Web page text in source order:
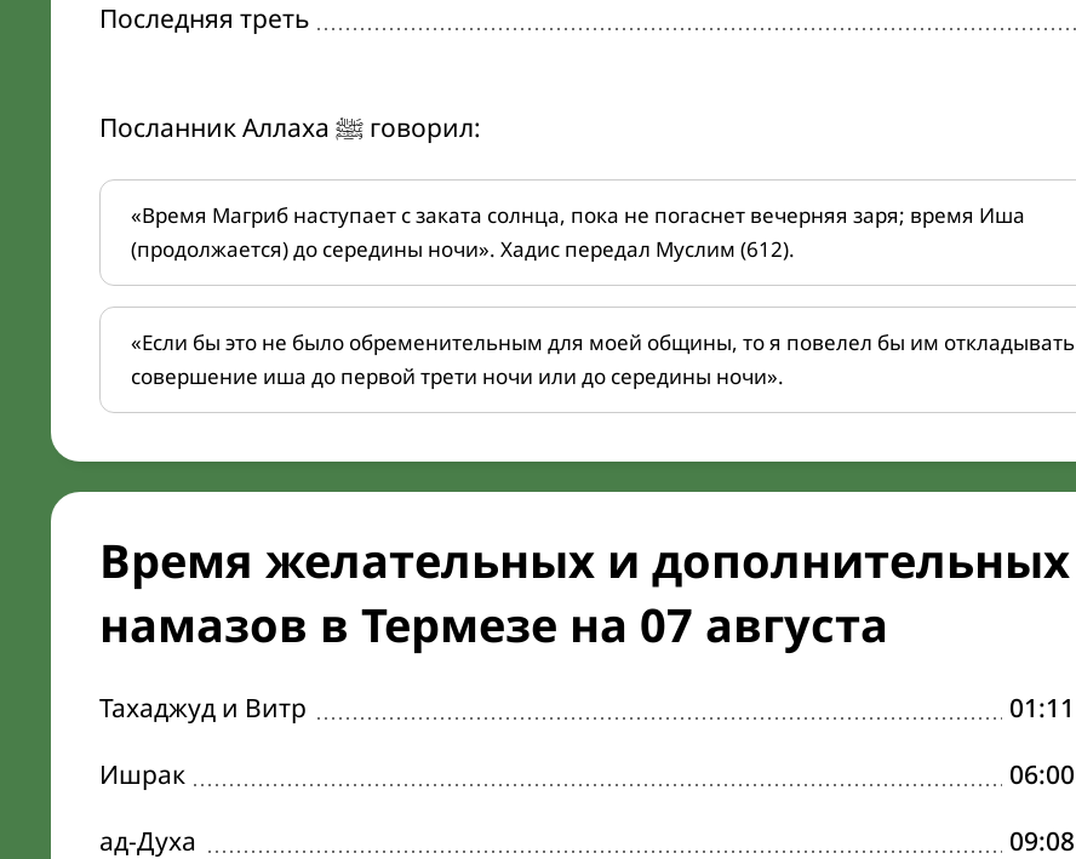
Последняя треть
Посланник Аллаха ﷺ говорил:
«Время Магриб наступает с заката солнца, пока не погаснет вечерняя заря; время Иша
(продолжается) до середины ночи». Хадис передал Муслим (612).
«Если бы это не было обременительным для моей общины, то я повелел бы им откладывать
совершение иша до первой трети ночи или до середины ночи».
Время желательных и дополнительных
намазов в Термезе на 07 августа
Тахаджуд и Витр 01:11
Ишрак
06:00
ад-Духа
09:08